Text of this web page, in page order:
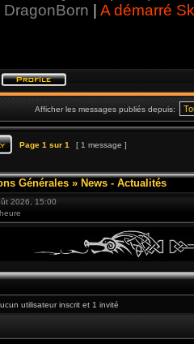
DragonBorn
A démarré
Afficher les messages publiés depuis:
Page 1 sur 1 [ 1 message ]
Générales » News - Actualités
2026, 15:00
utilisateur inscrit et 1 invité